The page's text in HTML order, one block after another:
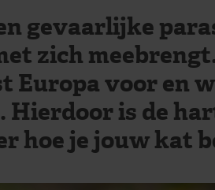
gevaarlijke
zich
Europa voor en
Hierdoor is de
hoe je jouw kat